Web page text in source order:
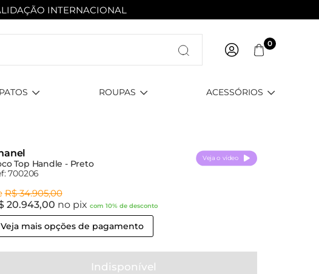
Entre com email ou cpf/cnpj
INTERNACIONAL
0
ROUPAS ACESSÓRIOS
Top Handle - Preto
700206
Veja o vídeo
R$ 34.905,00
20.943,00 no pix com 10% de desconto
Veja mais opções de pagamento
Indisponível